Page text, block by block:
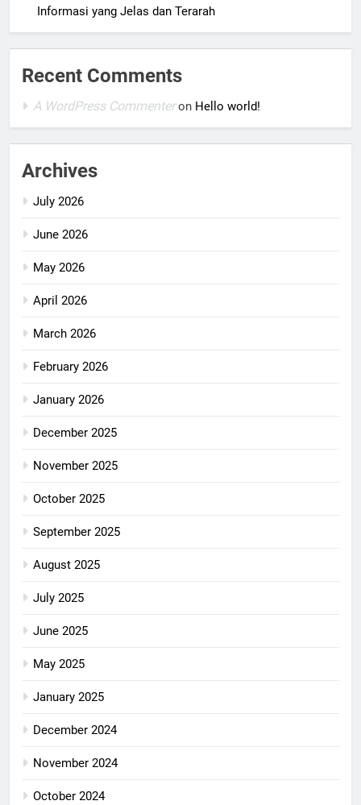
Informasi yang Jelas dan Terarah
Recent Comments
A WordPress Commenteron Hello world!
Archives
July 2026
June 2026
May 2026
April 2026
March 2026
February 2026
January 2026
December 2025
November 2025
October 2025
September 2025
August 2025
July 2025
June 2025
May 2025
January 2025
December 2024
November 2024
October 2024